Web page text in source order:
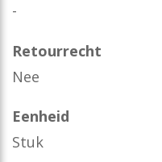
-
Retourrecht
Nee
Eenheid
Stuk